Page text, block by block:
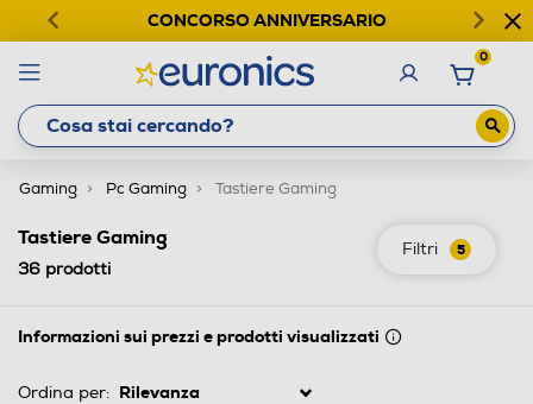
CONCORSO ANNIVERSARIO
0
Gaming Pc Gaming Tastiere Gaming
Filtri 5
Tastiere Gaming
36 prodotti
Informazioni sui prezzi e prodotti visualizzati
Ordina per: